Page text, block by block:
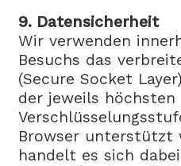
9. Datensicherheit
Wir verwenden
Besuchs das
(Secure Socket
der jeweils höchsten
Browser unterstützt
handelt es sich